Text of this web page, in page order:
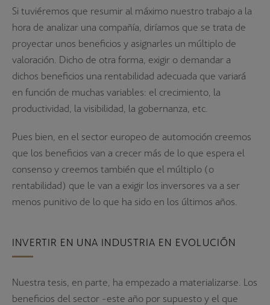
Si tuviéremos que resumir al máximo nuestro trabajo a la
hora de analizar una compañía, diríamos que se trata de
proyectar unos beneficios y asignarles un múltiplo de
valoración. Dicho de otra forma, exigir o demandar a
dichos beneficios una rentabilidad adecuada que variará
en función de muchas variables: el crecimiento, la
productividad, la visibilidad, la gobernanza, etc.
Pues bien, en el sector europeo de automoción creemos
que los beneficios van a crecer más de lo que espera el
consenso y creemos también que el múltiplo (o
rentabilidad) que le van a exigir los inversores va a ser
menos punitivo de lo que ha sido en los últimos años.
INVERTIR EN UNA INDUSTRIA EN EVOLUCIÓN
Nuestra tesis, en parte, ha empezado a materializarse. Los
beneficios del sector -este año por supuesto y el que